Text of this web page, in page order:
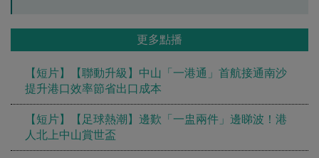
更多點播
【短片】【聯動升級】中山「一港通」首航接通南沙
提升港口效率節省出口成本
【短片】【足球熱潮】邊歎「一盅兩件」邊睇波！港
人北上中山賞世盃